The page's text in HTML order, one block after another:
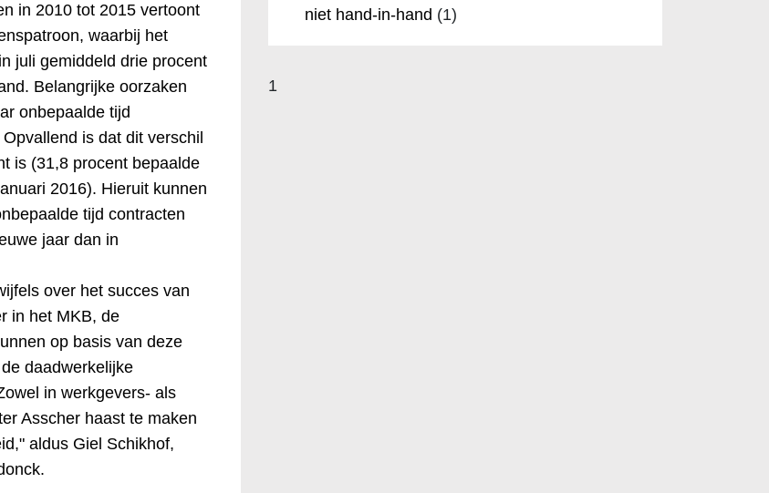
in 2010 tot 2015 vertoont
waarbij het
juli gemiddeld drie procent
Belangrijke oorzaken
onbepaalde tijd
is dat dit verschil
is (31,8 procent bepaalde
2016). Hieruit kunnen
tijd contracten
jaar dan in
over het succes van
in het MKB, de
op basis van deze
daadwerkelijke
in werkgevers- als
Asscher haast te maken
aldus Giel Schikhof,
niet hand-in-hand (1)
1